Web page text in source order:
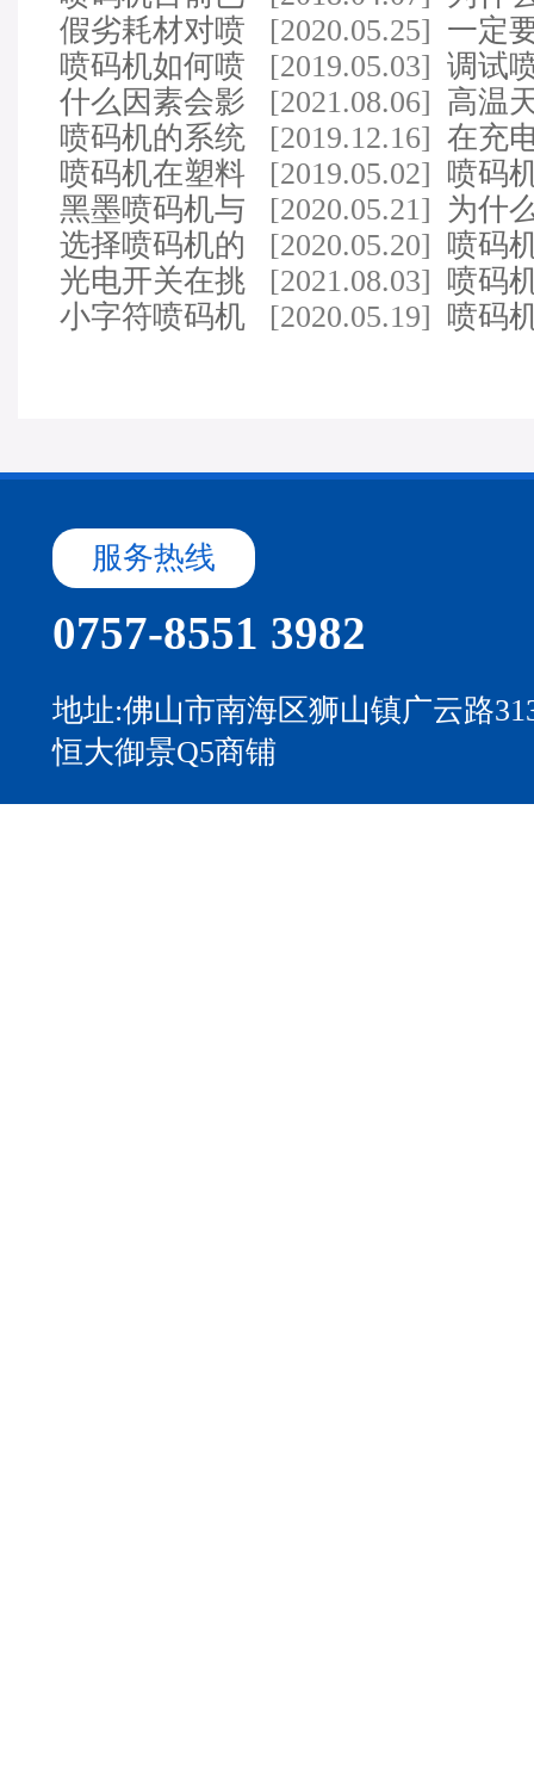
经取代了打码机的位…
运行
[2020.05.25]
假劣耗材对喷
码机有什么影响
一定
质量
[2019.05.03]
喷码机如何喷
印防伪追溯二维码
调试
注意
[2021.08.06]
什么因素会影
响喷码机的打印速度…
高温
机的
[2019.12.16]
喷码机的系统
现外观和结构都是很…
在充
测喷
[2019.05.02]
喷码机在塑料
管材、异型材、铝(钢…
喷码
内容
[2020.05.21]
黑墨喷码机与
白墨喷码机的不同之…
为什
保养
[2020.05.20]
选择喷码机的
技巧
喷码
印刷
[2021.08.03]
光电开关在挑
选喷码机中的应用
喷码
程中
[2020.05.19]
小字符喷码机
喷码
服务热线
0757-8551 3982
地址:佛山市南海区狮山镇广云路
恒大御景Q5商铺